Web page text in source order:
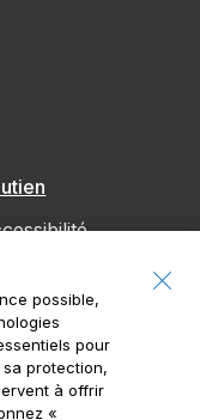
nous
possible,
pour
protection,
à offrir
«